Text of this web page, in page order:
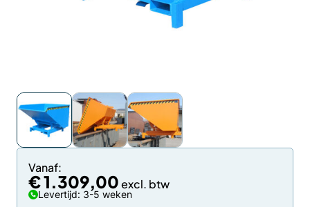
Vanaf:
€1.309,00
Levertijd: 3-5 weken